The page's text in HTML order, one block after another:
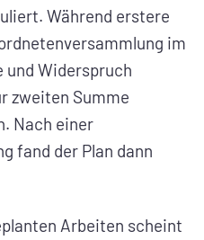
Während erstere
im
und Widerspruch
zweiten Summe
Nach einer
fand der Plan dann
Arbeiten scheint